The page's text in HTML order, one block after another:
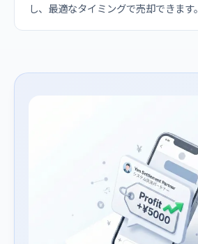
し、最適なタイミングで売却できます。